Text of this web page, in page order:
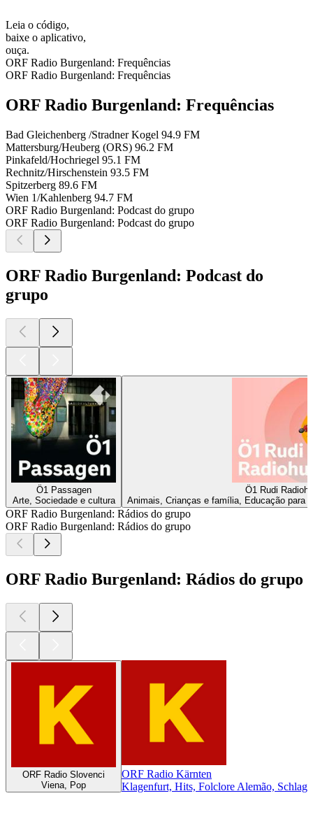
Leia o código,
baixe o aplicativo,
ouça.
ORF Radio Burgenland: Frequências
ORF Radio Burgenland: Frequências
ORF Radio Burgenland: Frequências
Bad Gleichenberg /Stradner Kogel 94.9 FM
Mattersburg/Heuberg (ORS) 96.2 FM
Pinkafeld/Hochriegel 95.1 FM
Rechnitz/Hirschenstein 93.5 FM
Spitzerberg 89.6 FM
Wien 1/Kahlenberg 94.7 FM
ORF Radio Burgenland: Podcast do grupo
ORF Radio Burgenland: Podcast do grupo
ORF Radio Burgenland: Podcast do
grupo
Ö1 Passagen
Arte, Sociedade e cultura
Ö1 Rudi
Animais, Crianças e família, Educação para
ORF Radio Burgenland: Rádios do grupo
ORF Radio Burgenland: Rádios do grupo
ORF Radio Burgenland: Rádios do grupo
ORF Radio Slovenci
Viena, Pop
ORF Radio Kärnten
Klagenfurt, Hits, Folclore Alemão,